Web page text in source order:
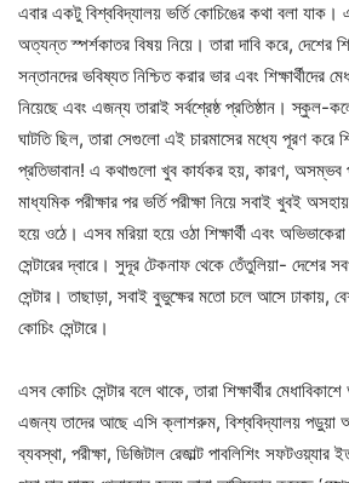
এবার একটু বিশ্ববিদ্যালয় ভর্তি কোচিঙের কথা বলা যাক।
অত্যন্ত স্পর্শকাতর বিষয় নিয়ে। তারা দাবি করে, দেশের
সন্তানদের ভবিষ্যত নিশ্চিত করার ভার এবং শিক্ষার্থীদের
নিয়েছে এবং এজন্য তারাই সর্বশ্রেষ্ঠ প্রতিষ্ঠান। স্কুল-
ঘাটতি ছিল, তারা সেগুলো এই চারমাসের মধ্যে পূরণ করে
প্রতিভাবান! এ কথাগুলো খুব কার্যকর হয়, কারণ, অসম্ভব
মাধ্যমিক পরীক্ষার পর ভর্তি পরীক্ষা নিয়ে সবাই খুবই
হয়ে ওঠে। এসব মরিয়া হয়ে ওঠা শিক্ষার্থী এবং
সেন্টারের দ্বারে। সুদূর টেকনাফ থেকে তেঁতুলিয়া- দেশের
সেন্টার। তাছাড়া, সবাই বুভুক্ষের মতো চলে আসে ঢাকায়,
কোচিং সেন্টারে।
এসব কোচিং সেন্টার বলে থাকে, তারা শিক্ষার্থীর
এজন্য তাদের আছে এসি ক্লাশরুম, বিশ্ববিদ্যালয় পড়ুয়া
ব্যবস্থা, পরীক্ষা, ডিজিটাল রেজাল্ট পাবলিশিং